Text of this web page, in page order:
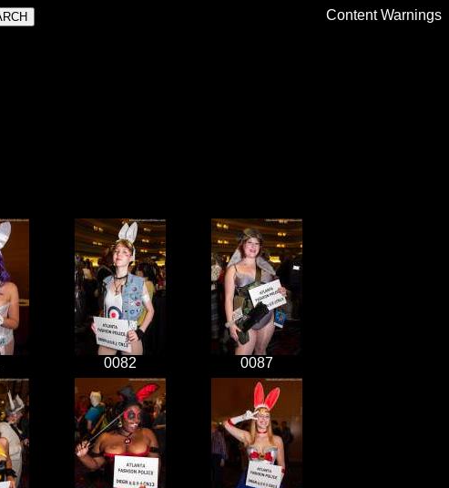
Content Warnings
0082 0087